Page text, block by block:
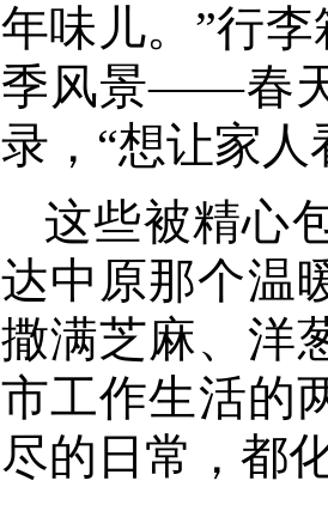
年味儿。”行
季风景——春
录，“想让家
这些被精心
达中原那个温
撒满芝麻、洋
市工作生活的
尽的日常，都